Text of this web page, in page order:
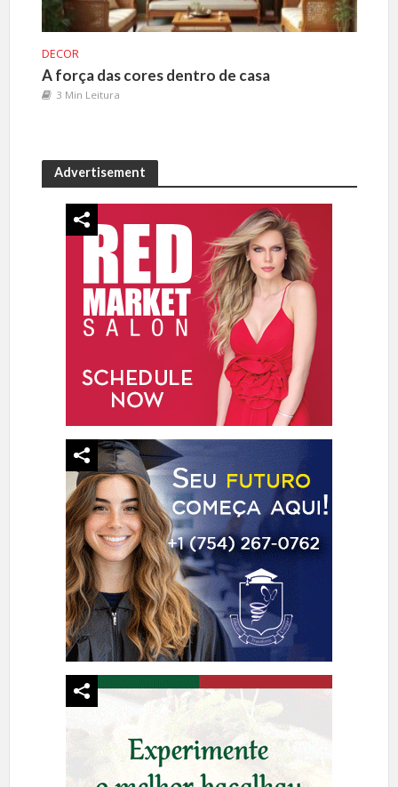
DECOR
A força das cores dentro de casa
3 Min Leitura
Advertisement